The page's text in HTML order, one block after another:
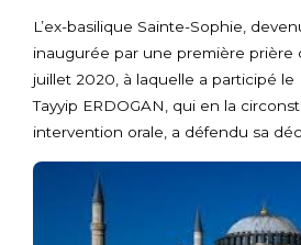
L’ex-basilique Sainte-Sophie,
inaugurée par une première prière
juillet 2020, à laquelle a participé le
Tayyip ERDOGAN, qui en la
intervention orale, a défendu sa